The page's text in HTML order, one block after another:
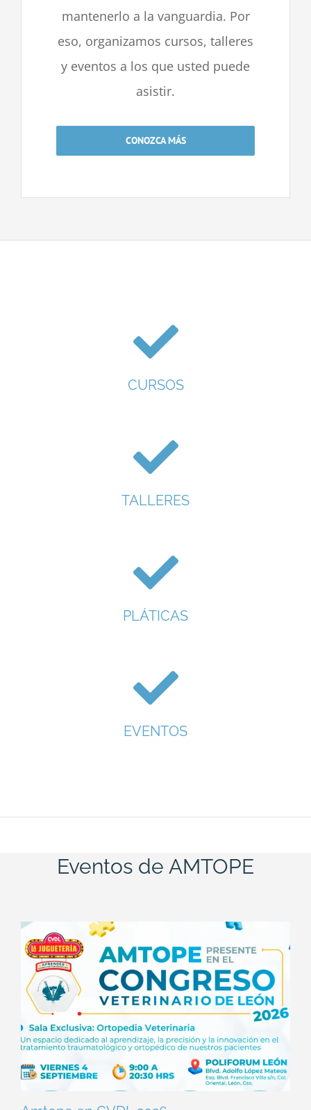
mantenerlo a la vanguardia. Por
eso, organizamos cursos, talleres
y eventos a los que usted puede
asistir.
CONOZCA MÁS
CURSOS
TALLERES
PLÁTICAS
EVENTOS
Eventos de AMTOPE